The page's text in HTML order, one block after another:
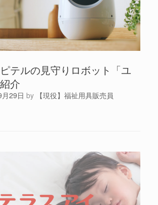
テルの見守りロボット「ユ
介
29日 by 【現役】福祉用具販売員